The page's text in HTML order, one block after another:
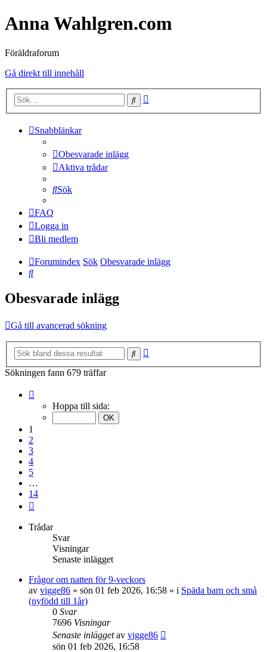
Anna Wahlgren.com
Föräldraforum
Gå direkt till innehåll
Sök
Snabblänkar
Obesvarade inlägg
Aktiva trådar
Sök
FAQ
Logga in
Bli medlem
Forumindex Sök Obesvarade inlägg
Sök
Obesvarade inlägg
Gå till avancerad sökning
Sök
Sökningen fann 679 träffar
Hoppa till sida:
1
2
3
4
5
…
14
Trådar
Svar
Visningar
Senaste inlägget
Frågor om natten för 9-veckors
av vigge86 » sön 01 feb 2026, 16:58 » i Späda barn och små
(nyfödd till 1år)
0 Svar
7696 Visningar
Senaste inläggetav vigge86
sön 01 feb 2026, 16:58